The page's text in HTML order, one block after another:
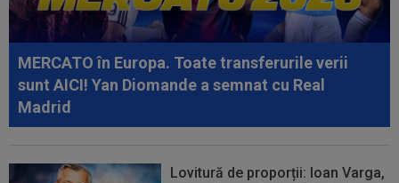
MERCATO în Europa. Toate transferurile verii
sunt AICI! Yan Diomande a semnat cu Real
Madrid
Lovitură de proporții: Ioan Varga,